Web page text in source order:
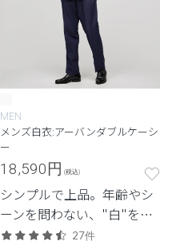
MEN
メンズ白衣:アーバンダブルケーシ
ー
18,590円 (税込)
シンプルで上品。年齢やシ
ーンを問わない、"白"を追
求したクラシコの定番モデ
27件